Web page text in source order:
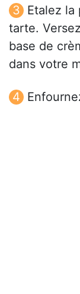
Etalez la
tarte.
base de
dans votre